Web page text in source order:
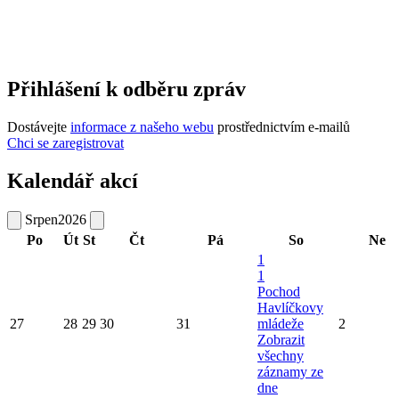
Přihlášení k odběru zpráv
Dostávejte informace z našeho webu prostřednictvím e-mailů
Chci se zaregistrovat
Kalendář akcí
Srpen2026
Po
Út St Čt Pá So Ne
27 28 29 30 31
1
1
Pochod
Havlíčkovy
mládeže
Zobrazit
všechny
záznamy ze
dne
2